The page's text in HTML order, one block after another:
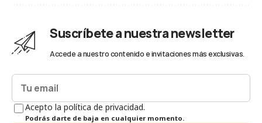
Suscríbete a nuestra newsletter
Accede a nuestro contenido e invitaciones más exclusivas.
Acepto la política de privacidad.
Podrás darte de baja en cualquier momento.